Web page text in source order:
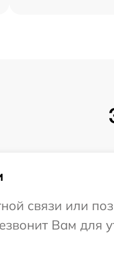
связи или
Вам для